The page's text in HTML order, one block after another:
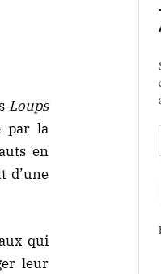
Loups
par la
en
d’une
qui
leur